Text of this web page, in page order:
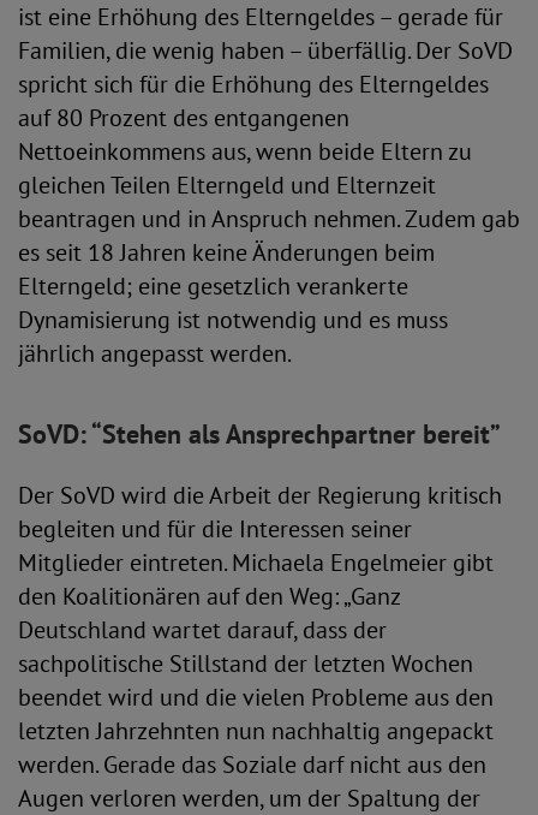
ist eine Erhöhung des Elterngeldes – gerade für
Familien, die wenig haben – überfällig. Der SoVD
spricht sich für die Erhöhung des Elterngeldes
auf 80 Prozent des entgangenen
Nettoeinkommens aus, wenn beide Eltern zu
gleichen Teilen Elterngeld und Elternzeit
beantragen und in Anspruch nehmen. Zudem gab
es seit 18 Jahren keine Änderungen beim
Elterngeld; eine gesetzlich verankerte
Dynamisierung ist notwendig und es muss
jährlich angepasst werden.
SoVD: “Stehen als Ansprechpartner bereit”
Der SoVD wird die Arbeit der Regierung kritisch
begleiten und für die Interessen seiner
Mitglieder eintreten. Michaela Engelmeier gibt
den Koalitionären auf den Weg: „Ganz
Deutschland wartet darauf, dass der
sachpolitische Stillstand der letzten Wochen
beendet wird und die vielen Probleme aus den
letzten Jahrzehnten nun nachhaltig angepackt
werden. Gerade das Soziale darf nicht aus den
Augen verloren werden, um der Spaltung der